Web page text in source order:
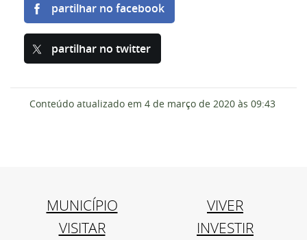
partilhar no facebook
partilhar no twitter
Conteúdo atualizado em 4 de março de 2020 às 09:43
MUNICÍPIO
VIVER
VISITAR
INVESTIR